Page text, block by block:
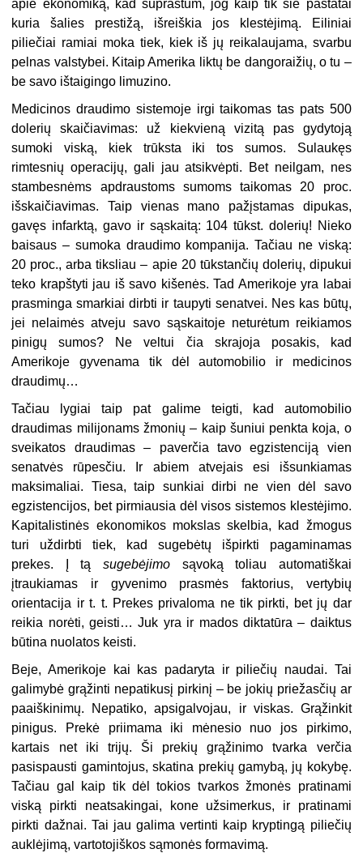
apie ekonomiką, kad suprastum, jog kaip tik šie pastatai
kuria šalies prestižą, išreiškia jos klestėjimą. Eiliniai
piliečiai ramiai moka tiek, kiek iš jų reikalaujama, svarbu
pelnas valstybei. Kitaip Amerika liktų be dangoraižių, o tu –
be savo ištaigingo limuzino.
Medicinos draudimo sistemoje irgi taikomas tas pats 500
dolerių skaičiavimas: už kiekvieną vizitą pas gydytoją
sumoki viską, kiek trūksta iki tos sumos. Sulaukęs
rimtesnių operacijų, gali jau atsikvėpti. Bet neilgam, nes
stambesnėms apdraustoms sumoms taikomas 20 proc.
išskaičiavimas. Taip vienas mano pažįstamas dipukas,
gavęs infarktą, gavo ir sąskaitą: 104 tūkst. dolerių! Nieko
baisaus – sumoka draudimo kompanija. Tačiau ne viską:
20 proc., arba tiksliau – apie 20 tūkstančių dolerių, dipukui
teko krapštyti jau iš savo kišenės. Tad Amerikoje yra labai
prasminga smarkiai dirbti ir taupyti senatvei. Nes kas būtų,
jei nelaimės atveju savo sąskaitoje neturėtum reikiamos
pinigų sumos? Ne veltui čia skrajoja posakis, kad
Amerikoje gyvenama tik dėl automobilio ir medicinos
draudimų…
Tačiau lygiai taip pat galime teigti, kad automobilio
draudimas milijonams žmonių – kaip šuniui penkta koja, o
sveikatos draudimas – paverčia tavo egzistenciją vien
senatvės rūpesčiu. Ir abiem atvejais esi išsunkiamas
maksimaliai. Tiesa, taip sunkiai dirbi ne vien dėl savo
egzistencijos, bet pirmiausia dėl visos sistemos klestėjimo.
Kapitalistinės ekonomikos mokslas skelbia, kad žmogus
turi uždirbti tiek, kad sugebėtų išpirkti pagaminamas
prekes. Į tą sugebėjimo sąvoką toliau automatiškai
įtraukiamas ir gyvenimo prasmės faktorius, vertybių
orientacija ir t. t. Prekes privaloma ne tik pirkti, bet jų dar
reikia norėti, geisti… Juk yra ir mados diktatūra – daiktus
būtina nuolatos keisti.
Beje, Amerikoje kai kas padaryta ir piliečių naudai. Tai
galimybė grąžinti nepatikusį pirkinį – be jokių priežasčių ar
paaiškinimų. Nepatiko, apsigalvojau, ir viskas. Grąžinkit
pinigus. Prekė priimama iki mėnesio nuo jos pirkimo,
kartais net iki trijų. Ši prekių grąžinimo tvarka verčia
pasispausti gamintojus, skatina prekių gamybą, jų kokybę.
Tačiau gal kaip tik dėl tokios tvarkos žmonės pratinami
viską pirkti neatsakingai, kone užsimerkus, ir pratinami
pirkti dažnai. Tai jau galima vertinti kaip kryptingą piliečių
auklėjimą, vartotojiškos sąmonės formavimą.